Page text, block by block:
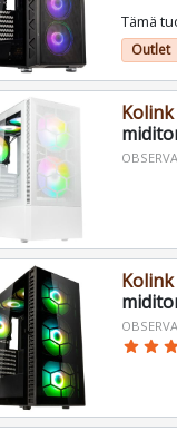
Tämä
Outlet
Kolink
Kolink
star star